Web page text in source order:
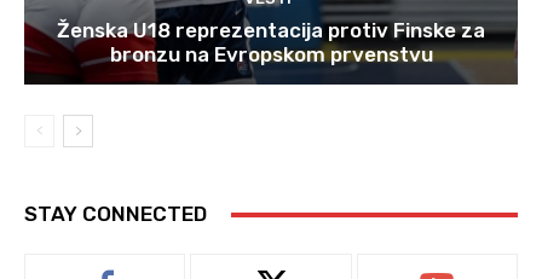
Ženska U18 reprezentacija protiv Finske za
bronzu na Evropskom prvenstvu
STAY CONNECTED